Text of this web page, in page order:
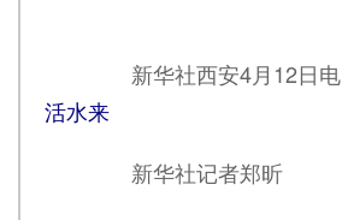
新华社西安4月12日电
活水来
新华社记者郑昕